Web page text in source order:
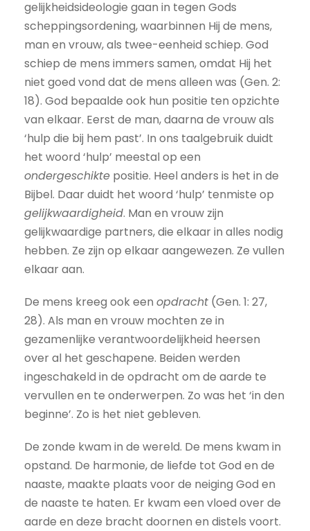
gelijkheidsideologie gaan in tegen Gods
scheppingsordening, waarbinnen Hij de mens,
man en vrouw, als twee-eenheid schiep. God
schiep de mens immers samen, omdat Hij het
niet goed vond dat de mens alleen was (Gen. 2:
18). God bepaalde ook hun positie ten opzichte
van elkaar. Eerst de man, daarna de vrouw als
‘hulp die bij hem past’. In ons taalgebruik duidt
het woord ‘hulp’ meestal op een
ondergeschikte positie. Heel anders is het in de
Bijbel. Daar duidt het woord ‘hulp’ tenmiste op
gelijkwaardigheid. Man en vrouw zijn
gelijkwaardige partners, die elkaar in alles nodig
hebben. Ze zijn op elkaar aangewezen. Ze vullen
elkaar aan.
De mens kreeg ook een opdracht (Gen. 1: 27,
28). Als man en vrouw mochten ze in
gezamenlijke verantwoordelijkheid heersen
over al het geschapene. Beiden werden
ingeschakeld in de opdracht om de aarde te
vervullen en te onderwerpen. Zo was het ‘in den
beginne’. Zo is het niet gebleven.
De zonde kwam in de wereld. De mens kwam in
opstand. De harmonie, de liefde tot God en de
naaste, maakte plaats voor de neiging God en
de naaste te haten. Er kwam een vloed over de
aarde en deze bracht doornen en distels voort.